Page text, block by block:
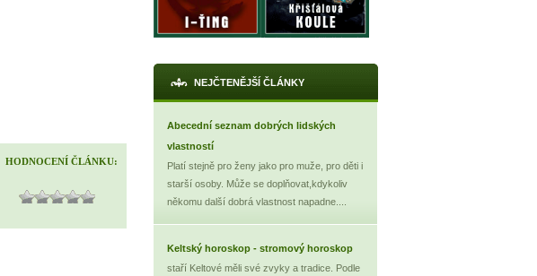
HODNOCENÍ ČLÁNKU:
NEJČTENĚJŠÍ ČLÁNKY
Abecední seznam dobrých lidských
vlastností
Platí stejně pro ženy jako pro muže, pro děti i
starší osoby. Může se doplňovat,kdykoliv
někomu další dobrá vlastnost napadne....
Keltský horoskop - stromový horoskop
staří Keltové měli své zvyky a tradice. Podle